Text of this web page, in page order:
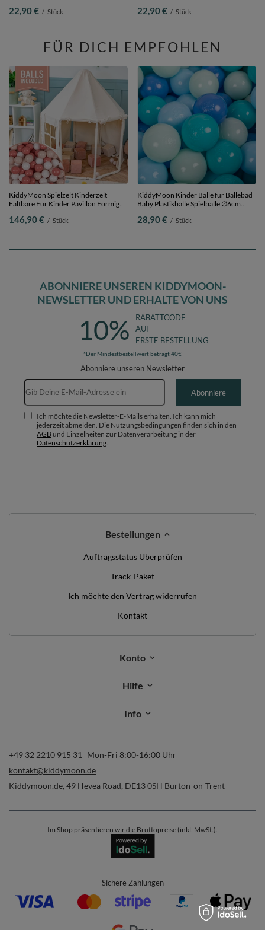
100 Bälle/7cm
22,90 € / Stück
pastellbeige/pastellblau/pastellgelb/
22,90 € / Stück
FÜR DICH EMPFOHLEN
KiddyMoon Spielzelt Kinderzelt
Faltbare Für Kinder Pavillon Förmiges
Spielen Und Entspannen Geeignet Für
700 Bälle
146,90 € / Stück
KiddyMoon Kinder Bälle für Bällebad
Baby Plastikbälle Spielbälle ∅6cm
minze/babyblau/türkis/blau, 200
28,90 € / Stück
ABONNIERE UNSEREN KIDDYMOON-
NEWSLETTER UND ERHALTE VON UNS
10%
RABATTCODE
AUF
ERSTE BESTELLUNG
*Der Mindestbestellwert beträgt 40€
Abonniere unseren Newsletter
E-Mail-Adresse
Abonniere
Ich möchte die Newsletter-E-Mails erhalten. Ich kann mich
jederzeit abmelden. Die Nutzungsbedingungen finden sich in den
AGB und Einzelheiten zur Datenverarbeitung in der
Datenschutzerklärung
Bestellungen
Auftragsstatus Überprüfen
Track-Paket
Ich möchte den Vertrag widerrufen
Kontakt
Konto
Hilfe
Info
+49 32 2210 915 31
Mon-Fri 8:00-16:00 Uhr
kontakt@kiddymoon.de
Kiddymoon.de, 49 Hevea Road, DE13 0SH Burton-on-Trent
Im Shop präsentieren wir die Bruttopreise (inkl. MwSt.).
Sichere Zahlungen